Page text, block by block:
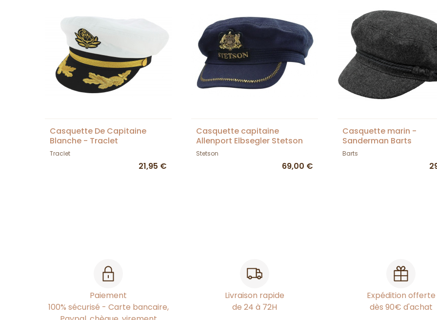
Casquette De Capitaine
Blanche - Traclet
Traclet
21,95 €
Casquette capitaine
Allenport Elbsegler Stetson
Stetson
69,00 €
Casquette marin -
Sanderman Barts
Barts
Paiement
100% sécurisé - Carte bancaire,
Livraison rapide
de 24 à 72H
Expédition offerte
dès 90€ d'achat